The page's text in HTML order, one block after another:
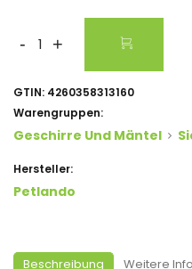
- +
GTIN: 4260358313160
Warengruppen:
Geschirre Und Mäntel
Hersteller:
Petlando
Beschreibung Weitere